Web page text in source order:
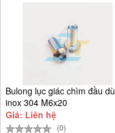
Bulong lục giác chìm đầu dù
inox 304 M6x20
Giá: Liên hệ
(0)